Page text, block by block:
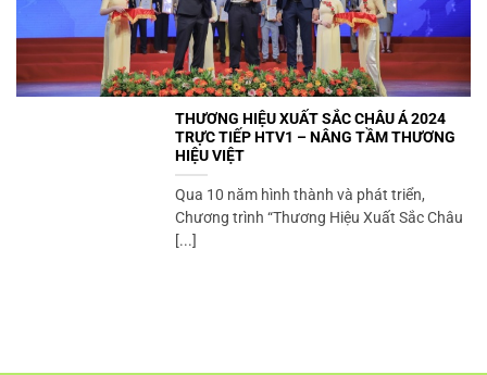
THƯƠNG HIỆU XUẤT SẮC CHÂU Á 2024
TRỰC TIẾP HTV1 – NÂNG TẦM THƯƠNG
HIỆU VIỆT
Qua 10 năm hình thành và phát triển,
Chương trình “Thương Hiệu Xuất Sắc Châu
[...]